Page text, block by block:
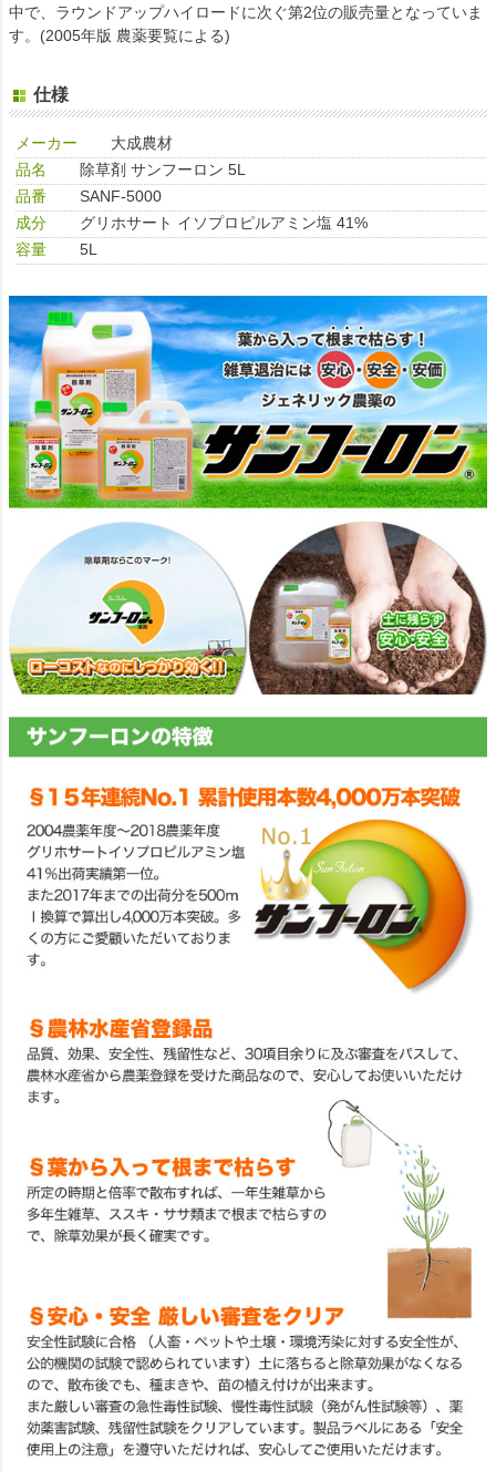
中で、ラウンドアップハイロードに次ぐ第2位の販売量となっていま
す。(2005年版 農薬要覧による)
仕様
メーカー
大成農材
品名
除草剤 サンフーロン 5L
品番
SANF-5000
成分
グリホサート イソプロピルアミン塩 41%
容量
5L